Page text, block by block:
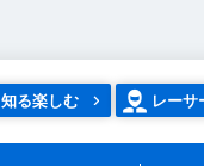
知る楽しむ レーサ